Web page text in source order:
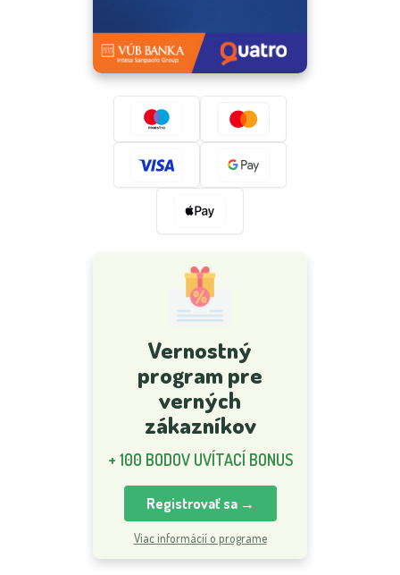
Vernostný
program pre
verných
zákazníkov
+ 100 BODOV UVÍTACÍ BONUS
Registrovať sa →
Viac informácií o programe